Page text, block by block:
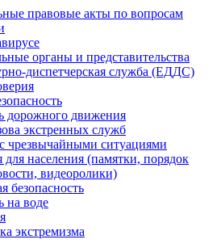
правовые акты по вопросам
органы и представительства
диспетчерская служба (ЕДДС)
дорожного движения
экстренных служб
чрезвычайными ситуациями
населения (памятки, порядок
видеоролики)
безопасность
на воде
экстремизма